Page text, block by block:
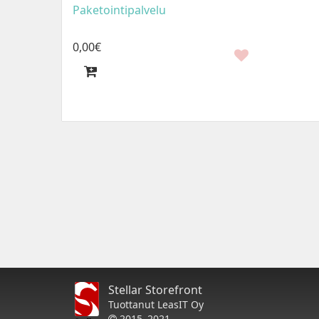
Paketointipalvelu
0,00€
Stellar Storefront
Tuottanut LeasIT Oy